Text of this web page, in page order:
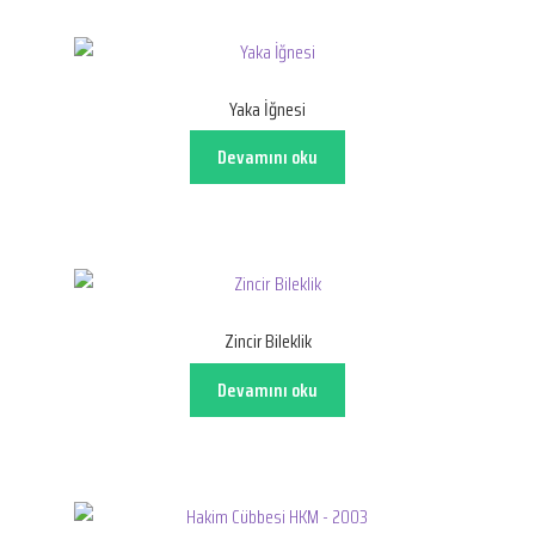
Yaka İğnesi
Devamını oku
Zincir Bileklik
Devamını oku